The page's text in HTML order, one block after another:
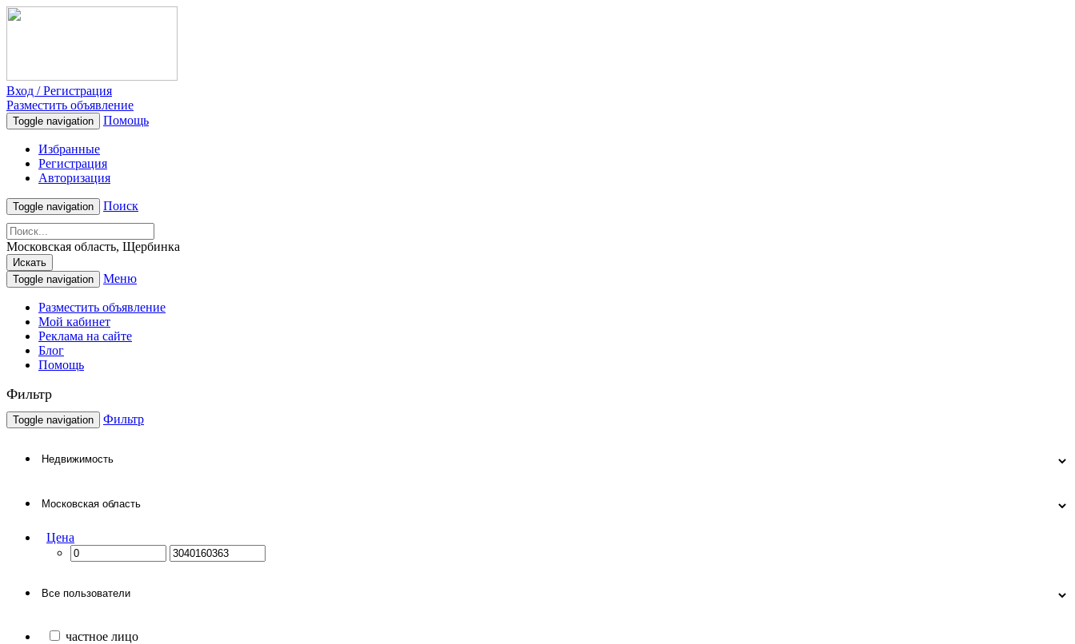
Вход / Регистрация
Разместить объявление
Toggle navigation Помощь
Избранные
Регистрация
Авторизация
Toggle navigation Поиск
Московская область, Щербинка
Искать
Toggle navigation
Меню
Разместить объявление
Мой кабинет
Реклама на сайте
Блог
Помощь
Фильтр
Toggle navigation Фильтр
Цена
частное лицо